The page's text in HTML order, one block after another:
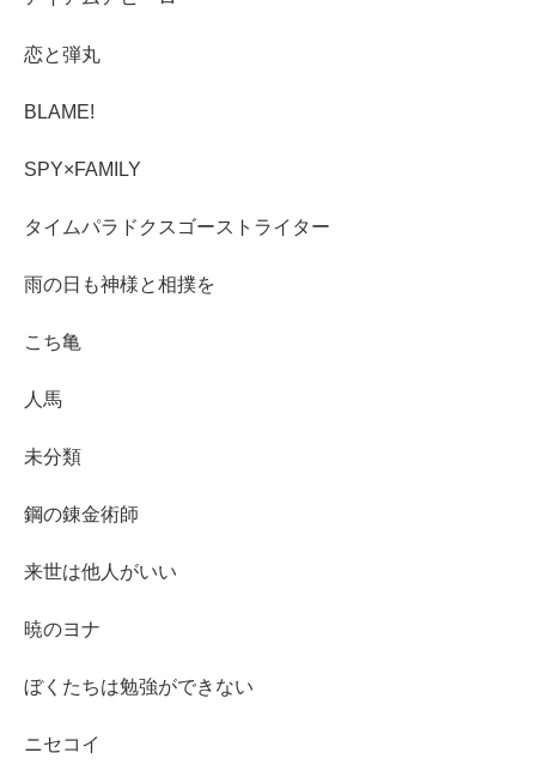
恋と弾丸
BLAME!
SPY×FAMILY
タイムパラドクスゴーストライター
雨の日も神様と相撲を
こち亀
人馬
未分類
鋼の錬金術師
来世は他人がいい
暁のヨナ
ぼくたちは勉強ができない
ニセコイ